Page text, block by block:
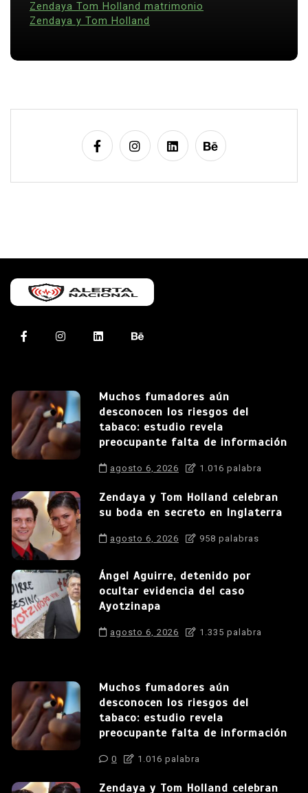
Zendaya Tom Holland matrimonio
Zendaya y Tom Holland
Muchos fumadores aún
desconocen los riesgos del
tabaco: estudio revela
preocupante falta de información
agosto 6, 2026 1.016 palabra
Zendaya y Tom Holland celebran
su boda en secreto en Inglaterra
agosto 6, 2026 958 palabras
Ángel Aguirre, detenido por
ocultar evidencia del caso
Ayotzinapa
agosto 6, 2026 1.335 palabra
Muchos fumadores aún
desconocen los riesgos del
tabaco: estudio revela
preocupante falta de información
0 1.016 palabra
Zendaya y Tom Holland celebran